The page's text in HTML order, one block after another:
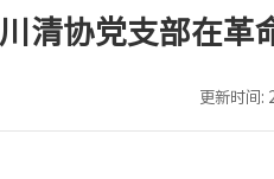
川清协党支部在
更新时间: